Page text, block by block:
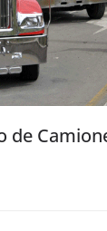
de